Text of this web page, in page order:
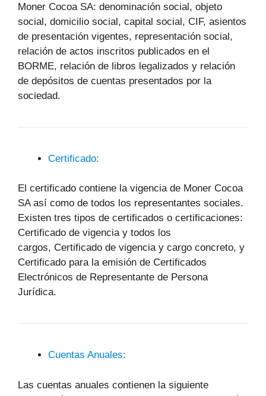
Moner Cocoa SA: denominación social, objeto
social, domicilio social, capital social, CIF, asientos
de presentación vigentes, representación social,
relación de actos inscritos publicados en el
BORME, relación de libros legalizados y relación
de depósitos de cuentas presentados por la
sociedad.
Certificado:
El certificado contiene la vigencia de Moner Cocoa
SA así como de todos los representantes sociales.
Existen tres tipos de certificados o certificaciones:
Certificado de vigencia y todos los
cargos, Certificado de vigencia y cargo concreto, y
Certificado para la emisión de Certificados
Electrónicos de Representante de Persona
Jurídica.
Cuentas Anuales:
Las cuentas anuales contienen la siguiente